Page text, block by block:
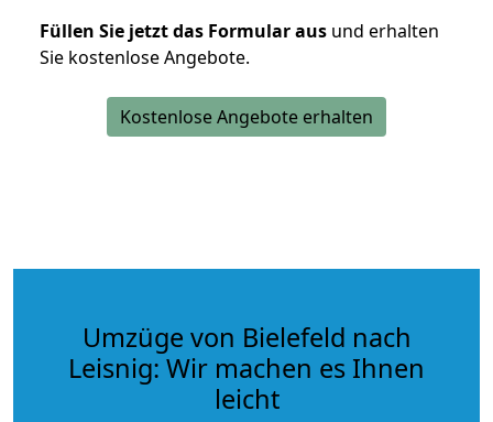
Füllen Sie jetzt das Formular aus und erhalten
Sie kostenlose Angebote.
Kostenlose Angebote erhalten
Umzüge von Bielefeld nach
Leisnig: Wir machen es Ihnen
leicht